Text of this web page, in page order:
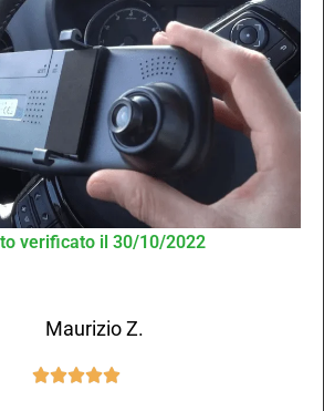
verificato il 30/10/2022
Maurizio Z.
